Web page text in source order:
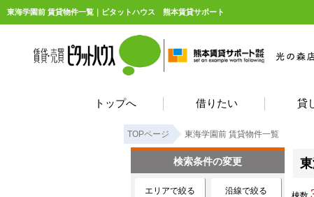
東海学園前 賃貸物件一覧｜ピタットハウス 熊本賃貸サポート
トップへ 借りたい 貸
TOPページ 東海学園前 賃貸物件一覧
検索条件の変更
エリアで絞る 沿線で絞る